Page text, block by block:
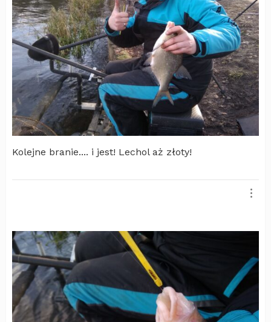
Kolejne branie.... i jest! Lechol aż złoty!